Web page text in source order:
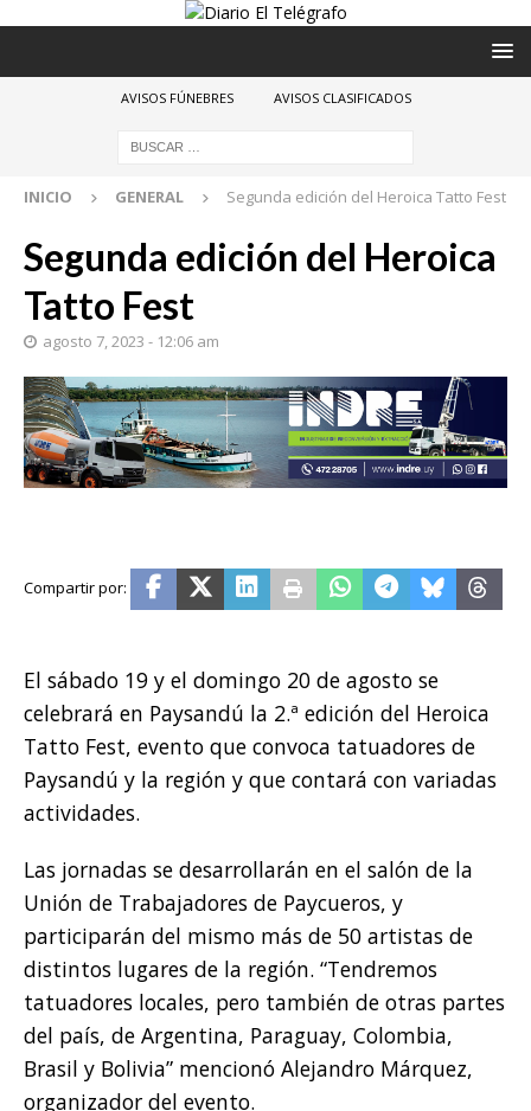
AVISOS FÚNEBRES AVISOS CLASIFICADOS
INICIO GENERAL Segunda edición del Heroica Tatto Fest
Segunda edición del Heroica
Tatto Fest
agosto 7, 2023 - 12:06 am
El sábado 19 y el domingo 20 de agosto se
celebrará en Paysandú la 2.ª edición del Heroica
Tatto Fest, evento que convoca tatuadores de
Paysandú y la región y que contará con variadas
actividades.
Las jornadas se desarrollarán en el salón de la
Unión de Trabajadores de Paycueros, y
participarán del mismo más de 50 artistas de
distintos lugares de la región. “Tendremos
tatuadores locales, pero también de otras partes
del país, de Argentina, Paraguay, Colombia,
Brasil y Bolivia” mencionó Alejandro Márquez,
organizador del evento.